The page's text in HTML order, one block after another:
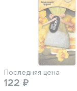
Последняя цена
122 ₽